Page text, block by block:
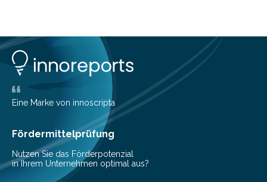
Insektenblume. Das Bundesministerium für Forschung,
Technologie und Raumfahrt (BMFTR) fördert das
Projekt im Rahmen der Nationalen
Bioökonomiestrategie mit rund 2,7 Millionen Euro.
Pestizide sind äußerst wichtig, um die globale
Ernährung zu sichern. Ohne sie besteht die weltweite
Gefahr erheblicher…
Eine Marke von innoscripta
Fördermittelprüfung
Nutzen Sie das Förderpotenzial
in Ihrem Unternehmen optimal aus?